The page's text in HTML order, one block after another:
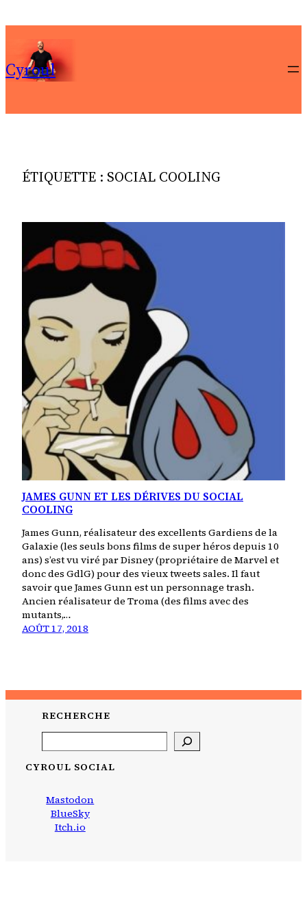
au
contenu
Cyroul
ÉTIQUETTE : SOCIAL COOLING
JAMES GUNN ET LES DÉRIVES DU SOCIAL
COOLING
James Gunn, réalisateur des excellents Gardiens de la
Galaxie (les seuls bons films de super héros depuis 10
ans) s’est vu viré par Disney (propriétaire de Marvel et
donc des GdlG) pour des vieux tweets sales. Il faut
savoir que James Gunn est un personnage trash.
Ancien réalisateur de Troma (des films avec des
mutants,…
AOÛT 17, 2018
RECHERCHE
CYROUL SOCIAL
Mastodon
BlueSky
Itch.io